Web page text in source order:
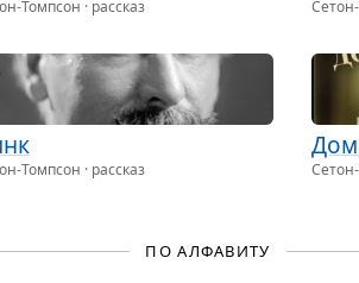
Томпсон · рассказ
Томпсон · рассказ
ПО АЛФАВИТУ